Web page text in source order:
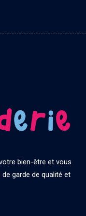
bien-être et vous
garde de qualité et